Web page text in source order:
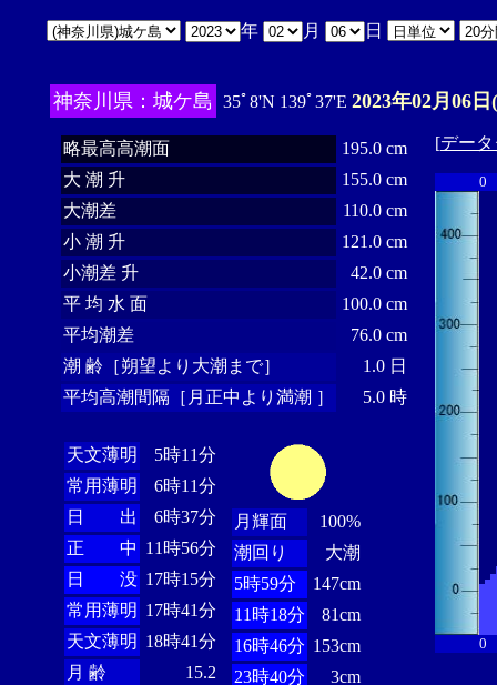
年 月 日
神奈川県：城ケ島 35ﾟ8'N 139ﾟ37'E 2023年02月06
略最高高潮面
195.0 cm
大 潮 升
155.0 cm
大潮差
110.0 cm
小 潮 升
121.0 cm
小潮差 升
42.0 cm
平 均 水 面
100.0 cm
平均潮差
76.0 cm
潮 齢［朔望より大潮まで］
1.0 日
平均高潮間隔［月正中より満潮 ］
5.0 時
天文薄明
5時11分
常用薄明
6時11分
日 出
6時37分
正 中 11時56分
日 没 17時15分
常用薄明 17時41分
天文薄明 18時41分
月 齢
15.2
月輝面
100%
潮回り
大潮
5時59分
147cm
11時18分
81cm
16時46分 153cm
23時40分
3cm
[デー
0
0